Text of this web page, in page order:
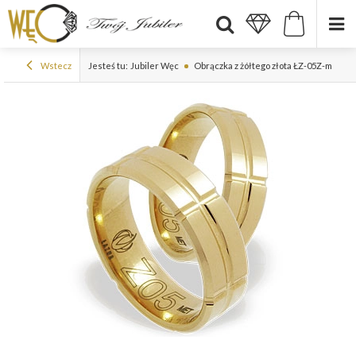
Wstecz Jesteś tu: Jubiler Węc Obrączka z żółtego złota ŁZ-05Z-m